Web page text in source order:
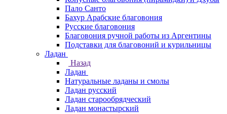
Пало Санто
Бахур Арабские благовония
Русские благовония
Благовония ручной работы из Аргентины
Подставки для благовоний и курильницы
Ладан
Назад
Ладан
Натуральные ладаны и смолы
Ладан русский
Ладан старообрядческий
Ладан монастырский